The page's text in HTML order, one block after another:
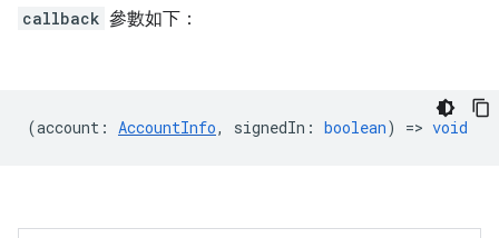
callback 參數如下：
(account : AccountInfo, signedIn : boolean) => void